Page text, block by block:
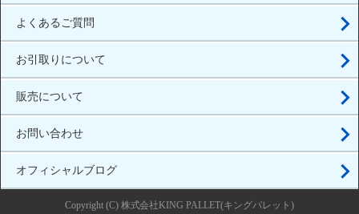
よくあるご質問
お引取りについて
販売について
お問い合わせ
オフィシャルブログ
Copyright (C) 株式会社KING PALLET(キングパレット)